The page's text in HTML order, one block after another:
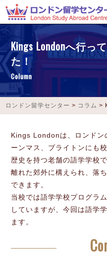
Kings Londonへ行っ
た！
Column
ロンドン留学センター > コラム >
Kings Londonは、ロンドン
ーンマス、ブライトンにも
歴史を持つ老舗の語学学校
離れた郊外に構えられ、落
できます。
当校では語学学校プログラ
していますが、今回は語学
ます。